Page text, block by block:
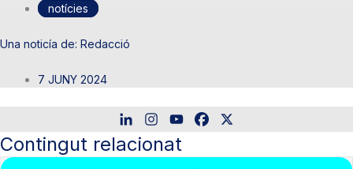
notícies
Redacció
7 JUNY 2024
Contingut relacionat